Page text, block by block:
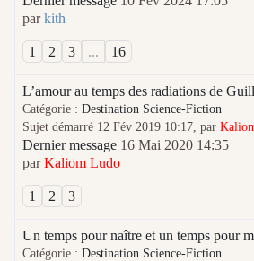
parkith
1 2 3 ... 16
L’amour au temps des radiations de
Catégorie : Destination Science-Fiction
Sujet démarré 12 Fév 2019 10:17, par
Dernier message 16 Mai 2020 14:35
parKaliom Ludo
1 2 3
Un temps pour naître et un temps pour
Catégorie : Destination Science-Fiction